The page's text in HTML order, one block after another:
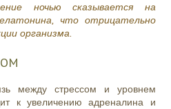
ночью сказывается на
что отрицательно
организма.
между стрессом и уровнем
к увеличению адреналина и